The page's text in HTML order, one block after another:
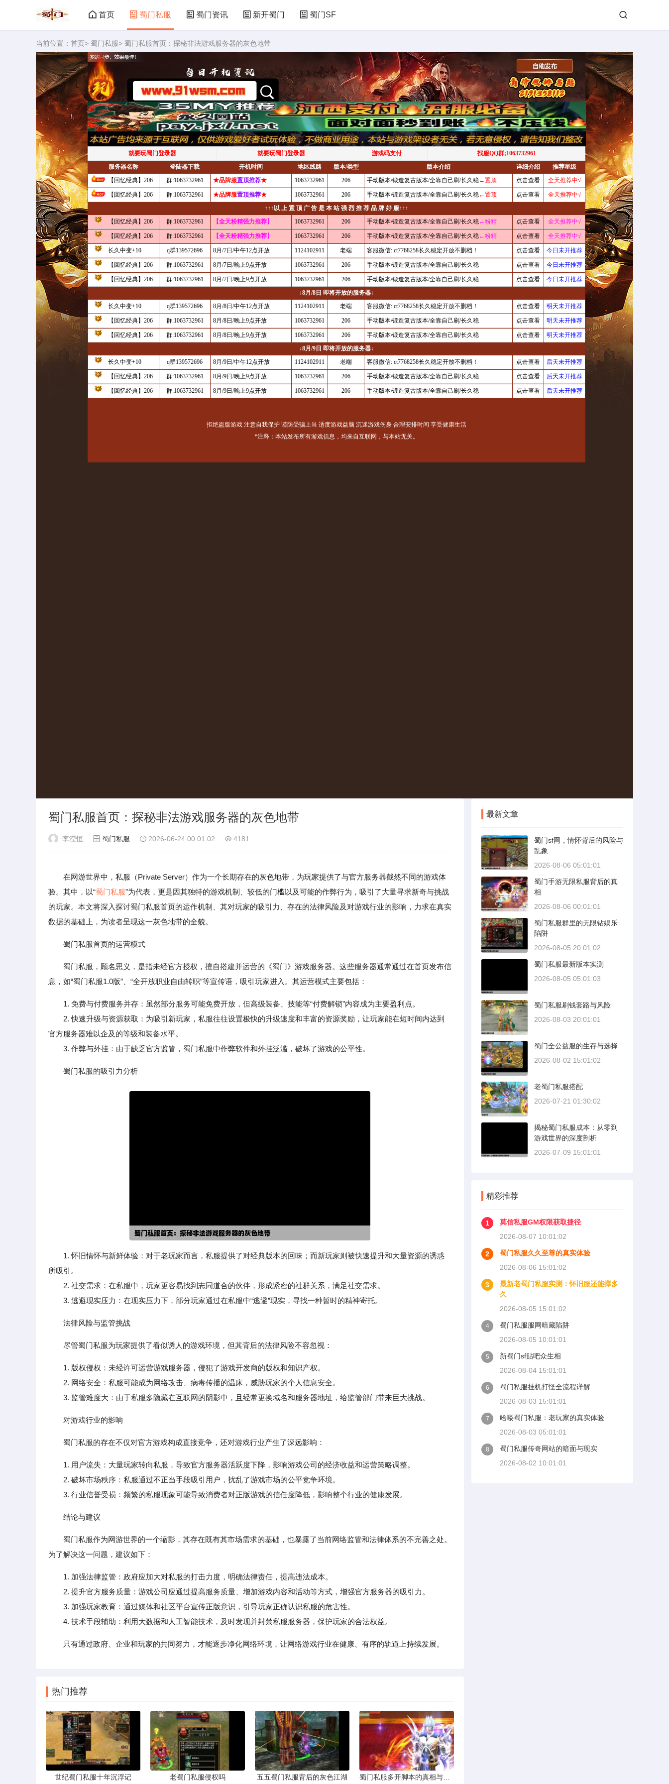
首页 蜀门私服 蜀门资讯 新开蜀门 蜀门SF
当前位置： 首页> 蜀门私服> 蜀门私服首页：探秘非法游戏服务器的灰色地带
蜀门私服首页：探秘非法游戏服务器的灰色地带
李滢恒 蜀门私服 2026-06-24 00:01:02 4181
在网游世界中，私服（Private Server）作为一个长期存在的灰色地带，为玩家提供了与官方服务器截然不同的游戏体
验。其中，以“蜀门私服”为代表，更是因其独特的游戏机制、较低的门槛以及可能的作弊行为，吸引了大量寻求新奇与挑战
的玩家。本文将深入探讨蜀门私服首页的运作机制、其对玩家的吸引力、存在的法律风险及对游戏行业的影响，力求在真实
数据的基础上，为读者呈现这一灰色地带的全貌。
蜀门私服首页的运营模式
蜀门私服，顾名思义，是指未经官方授权，擅自搭建并运营的《蜀门》游戏服务器。这些服务器通常通过在首页发布信
息，如“蜀门私服1.0版”、“全开放职业自由转职”等宣传语，吸引玩家进入。其运营模式主要包括：
1. 免费与付费服务并存：虽然部分服务可能免费开放，但高级装备、技能等“付费解锁”内容成为主要盈利点。
2. 快速升级与资源获取：为吸引新玩家，私服往往设置极快的升级速度和丰富的资源奖励，让玩家能在短时间内达到
官方服务器难以企及的等级和装备水平。
3. 作弊与外挂：由于缺乏官方监管，蜀门私服中作弊软件和外挂泛滥，破坏了游戏的公平性。
蜀门私服的吸引力分析
1. 怀旧情怀与新鲜体验：对于老玩家而言，私服提供了对经典版本的回味；而新玩家则被快速提升和大量资源的诱惑
所吸引。
2. 社交需求：在私服中，玩家更容易找到志同道合的伙伴，形成紧密的社群关系，满足社交需求。
3. 逃避现实压力：在现实压力下，部分玩家通过在私服中“逃避”现实，寻找一种暂时的精神寄托。
法律风险与监管挑战
尽管蜀门私服为玩家提供了看似诱人的游戏环境，但其背后的法律风险不容忽视：
1. 版权侵权：未经许可运营游戏服务器，侵犯了游戏开发商的版权和知识产权。
2. 网络安全：私服可能成为网络攻击、病毒传播的温床，威胁玩家的个人信息安全。
3. 监管难度大：由于私服多隐藏在互联网的阴影中，且经常更换域名和服务器地址，给监管部门带来巨大挑战。
对游戏行业的影响
蜀门私服的存在不仅对官方游戏构成直接竞争，还对游戏行业产生了深远影响：
1. 用户流失：大量玩家转向私服，导致官方服务器活跃度下降，影响游戏公司的经济收益和运营策略调整。
2. 破坏市场秩序：私服通过不正当手段吸引用户，扰乱了游戏市场的公平竞争环境。
3. 行业信誉受损：频繁的私服现象可能导致消费者对正版游戏的信任度降低，影响整个行业的健康发展。
结论与建议
蜀门私服作为网游世界的一个缩影，其存在既有其市场需求的基础，也暴露了当前网络监管和法律体系的不完善之处。
为了解决这一问题，建议如下：
1. 加强法律监管：政府应加大对私服的打击力度，明确法律责任，提高违法成本。
2. 提升官方服务质量：游戏公司应通过提高服务质量、增加游戏内容和活动等方式，增强官方服务器的吸引力。
3. 加强玩家教育：通过媒体和社区平台宣传正版意识，引导玩家正确认识私服的危害性。
4. 技术手段辅助：利用大数据和人工智能技术，及时发现并封禁私服服务器，保护玩家的合法权益。
只有通过政府、企业和玩家的共同努力，才能逐步净化网络环境，让网络游戏行业在健康、有序的轨道上持续发展。
热门推荐
世纪蜀门私服十年沉浮记 老蜀门私服侵权吗 五五蜀门私服背后的灰色江湖
最新文章
蜀门sf网，情怀背后的风险与
乱象
2026-08-06 05:01:01
蜀门手游无限私服背后的真
相
2026-08-06 00:01:01
蜀门私服群里的无限钻娱乐
陷阱
2026-08-05 20:01:02
蜀门私服最新版本实测
2026-08-05 05:01:03
蜀门私服刷钱套路与风险
2026-08-03 20:01:01
蜀门全公益服的生存与选择
2026-08-02 15:01:02
老蜀门私服搭配
2026-07-21 01:30:02
揭秘蜀门私服成本：从零到
游戏世界的深度剖析
2026-07-09 15:01:01
精彩推荐
1
莫信私服GM权限获取捷径
2026-08-07 10:01:02
2
蜀门私服久久至尊的真实体验
2026-08-06 15:01:02
3
最新老蜀门私服实测：怀旧服还能撑多
久
2026-08-05 15:01:02
4
蜀门私服服网暗藏陷阱
2026-08-05 10:01:01
5
新蜀门sf贴吧众生相
2026-08-04 15:01:01
6
蜀门私服挂机打怪全流程详解
2026-08-03 15:01:01
7
哈喽蜀门私服：老玩家的真实体验
2026-08-03 05:01:01
8
蜀门私服传奇网站的暗面与现实
2026-08-02 10:01:01